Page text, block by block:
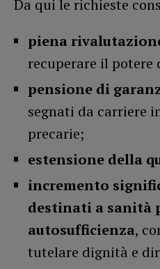
Da qui le richieste
piena
recuperare il potere
pensione di
segnati da carriere
precarie;
estensione della
incremento
destinati a sanità
autosufficienza,
tutelare dignità e